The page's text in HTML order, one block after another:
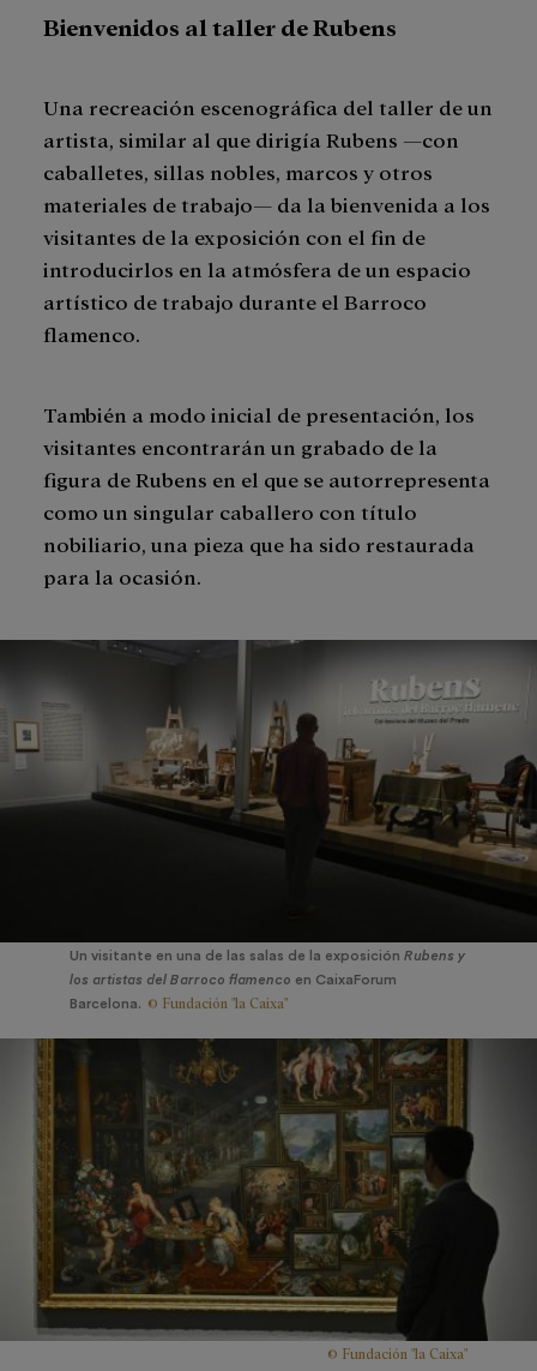
Bienvenidos al taller de Rubens
Una recreación escenográfica del taller de un
artista, similar al que dirigía Rubens —con
caballetes, sillas nobles, marcos y otros
materiales de trabajo— da la bienvenida a los
visitantes de la exposición con el fin de
introducirlos en la atmósfera de un espacio
artístico de trabajo durante el Barroco
flamenco.
También a modo inicial de presentación, los
visitantes encontrarán un grabado de la
figura de Rubens en el que se autorrepresenta
como un singular caballero con título
nobiliario, una pieza que ha sido restaurada
para la ocasión.
Un visitante en una de las salas de la exposición Rubens y
los artistas del Barroco flamenco en CaixaForum
Barcelona. © Fundación "la Caixa"
© Fundación "la Caixa"